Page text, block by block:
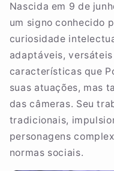
Nascida em 9 de
um signo conhecido
curiosidade
adaptáveis,
características que
suas atuações, mas
das câmeras. Seu
tradicionais,
personagens
normas sociais.